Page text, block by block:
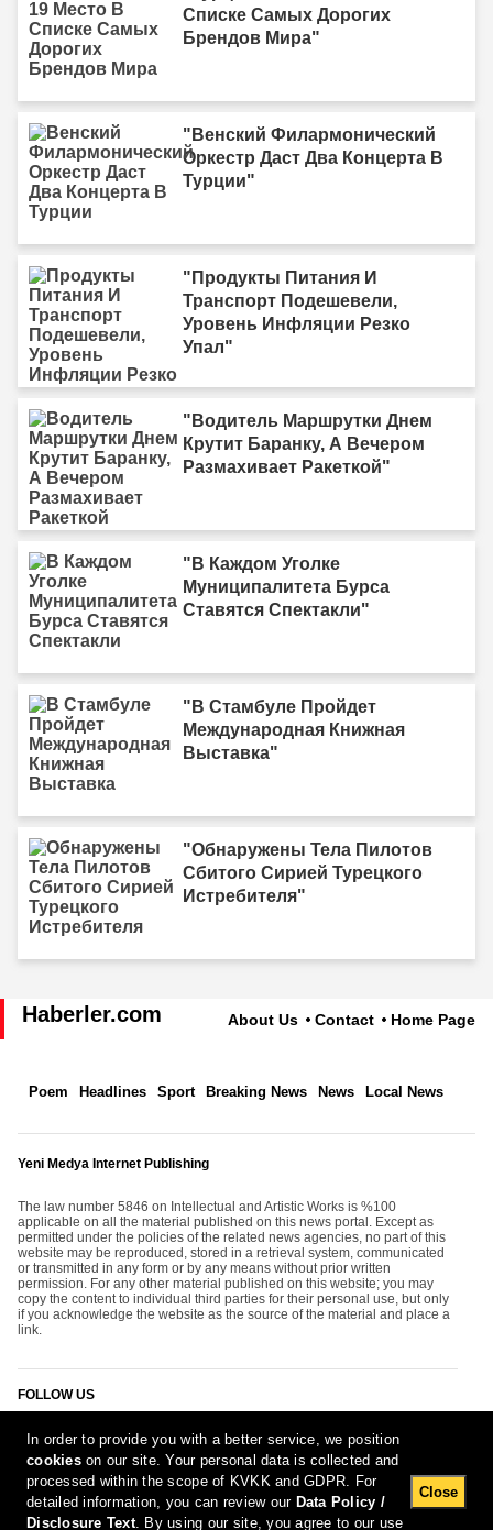
Списке Самых Дорогих
Брендов Мира"
"Венский Филармонический
Оркестр Даст Два Концерта В
Турции"
"Продукты Питания И
Транспорт Подешевели,
Уровень Инфляции Резко
Упал"
"Водитель Маршрутки Днем
Крутит Баранку, А Вечером
Размахивает Ракеткой"
"В Каждом Уголке
Муниципалитета Бурса
Ставятся Спектакли"
"В Стамбуле Пройдет
Международная Книжная
Выставка"
"Обнаружены Тела Пилотов
Сбитого Сирией Турецкого
Истребителя"
Haberler.com About Us Contact Home Page
Poem Headlines Sport Breaking News News Local News
Yeni Medya Internet Publishing
The law number 5846 on Intellectual and Artistic Works is %100
applicable on all the material published on this news portal. Except as
permitted under the policies of the related news agencies, no part of this
website may be reproduced, stored in a retrieval system, communicated
or transmitted in any form or by any means without prior written
permission. For any other material published on this website; you may
copy the content to individual third parties for their personal use, but only
if you acknowledge the website as the source of the material and place a
link.
FOLLOW US
In order to provide you with a better service, we position
cookieson our site. Your personal data is collected and
processed within the scope of KVKK and GDPR. For
detailed information, you can review our Data Policy /
Disclosure Text. By using our site, you agree to our use
Close